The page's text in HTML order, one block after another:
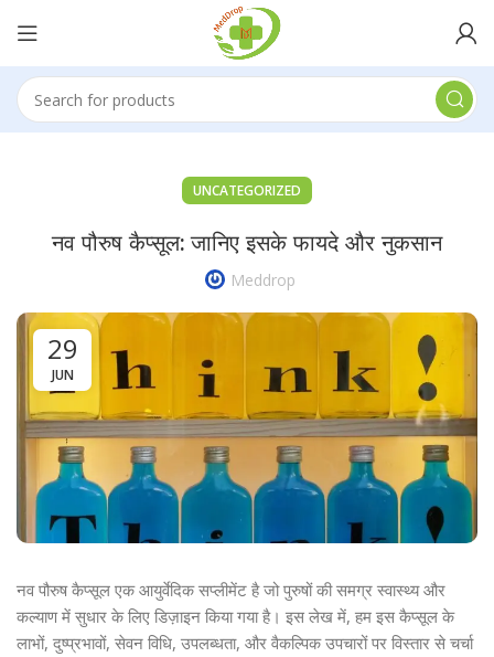
UNCATEGORIZED
नव पौरुष कैप्सूल: जानिए इसके फायदे और नुकसान
Meddrop
29
JUN
नव पौरुष कैप्सूल एक आयुर्वेदिक सप्लीमेंट है जो पुरुषों की समग्र स्वास्थ्य और
कल्याण में सुधार के लिए डिज़ाइन किया गया है। इस लेख में, हम इस कैप्सूल के
लाभों, दुष्प्रभावों, सेवन विधि, उपलब्धता, और वैकल्पिक उपचारों पर विस्तार से चर्चा